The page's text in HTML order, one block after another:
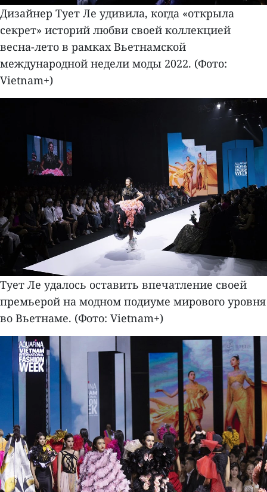
Дизайнер Тует Ле удивила, когда «открыла
секрет» историй любви своей коллекцией
весна-лето в рамках Вьетнамской
международной недели моды 2022. (Фото:
Vietnam+)
Тует Ле удалось оставить впечатление своей
премьерой на модном подиуме мирового уровня
во Вьетнаме. (Фото: Vietnam+)